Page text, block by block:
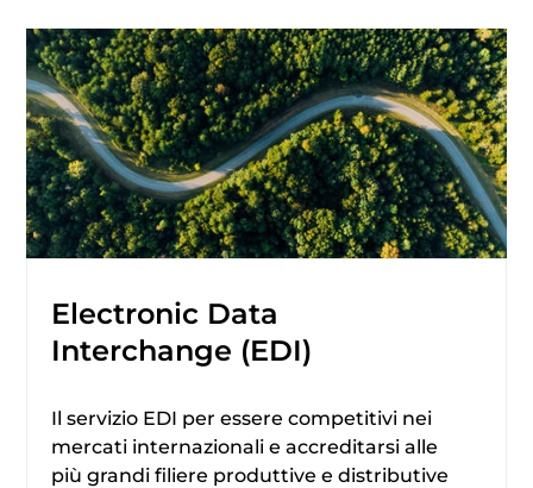
Electronic Data
Interchange (EDI)
Il servizio EDI per essere competitivi nei
mercati internazionali e accreditarsi alle
più grandi filiere produttive e distributive